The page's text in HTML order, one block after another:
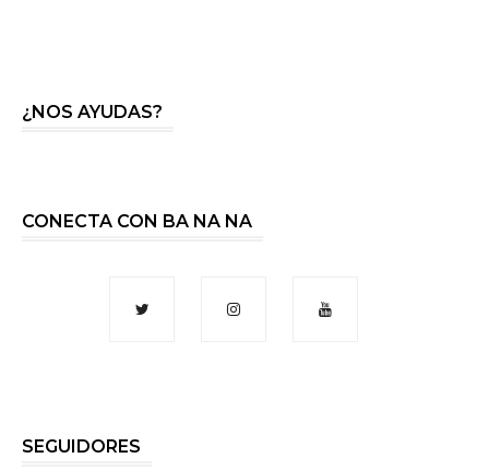
¿NOS AYUDAS?
CONECTA CON BA NA NA
SEGUIDORES